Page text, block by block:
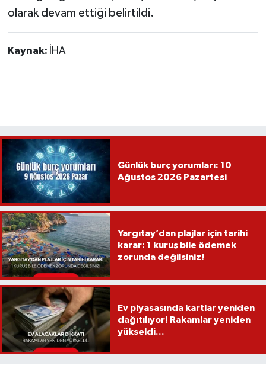
olarak devam ettiği belirtildi.
Kaynak: İHA
Günlük burç yorumları: 10
Ağustos 2026 Pazartesi
Yargıtay’dan plajlar için tarihi
karar: 1 kuruş bile ödemek
zorunda değilsiniz!
Ev piyasasında kartlar yeniden
dağıtılıyor! Rakamlar yeniden
yükseldi...